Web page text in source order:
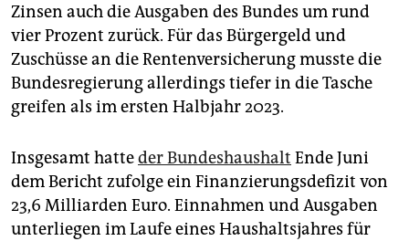
Zinsen auch die Ausgaben des Bundes um rund
vier Prozent zurück. Für das Bürgergeld und
Zuschüsse an die Rentenversicherung musste die
Bundesregierung allerdings tiefer in die Tasche
greifen als im ersten Halbjahr 2023.
Insgesamt hatteder Bundeshaushalt Ende Juni
dem Bericht zufolge ein Finanzierungsdefizit von
23,6 Milliarden Euro. Einnahmen und Ausgaben
unterliegen im Laufe eines Haushaltsjahres für